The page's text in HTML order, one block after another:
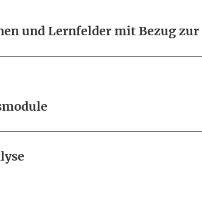
und Lernfelder mit Bezug